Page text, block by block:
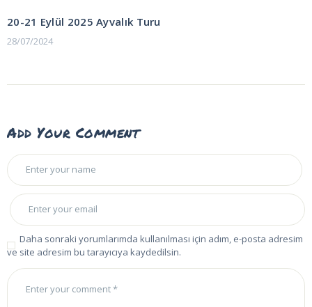
gezinmesi
20-21 Eylül 2025 Ayvalık Turu
28/07/2024
Add Your Comment
Daha sonraki yorumlarımda kullanılması için adım, e-posta adresim
ve site adresim bu tarayıcıya kaydedilsin.